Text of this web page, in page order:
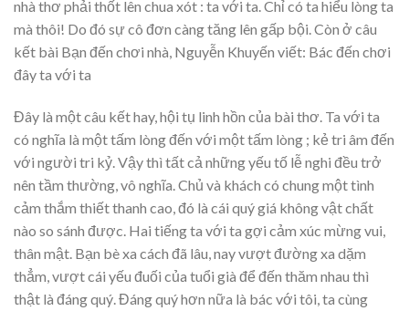
nhà thơ phải thốt lên chua xót : ta với ta. Chỉ có ta hiểu lòng ta
mà thôi! Do đó sự cô đơn càng tăng lên gấp bội. Còn ở câu
kết bài Bạn đến chơi nhà, Nguyễn Khuyến viết: Bác đến chơi
đây ta với ta
Đây là một câu kết hay, hội tụ linh hồn của bài thơ. Ta với ta
có nghĩa là một tấm lòng đến với một tấm lòng ; kẻ tri âm đến
với người tri kỷ. Vậy thì tất cả những yếu tố lễ nghi đều trở
nên tầm thường, vô nghĩa. Chủ và khách có chung một tình
cảm thắm thiết thanh cao, đó là cái quý giá không vật chất
nào so sánh được. Hai tiếng ta với ta gợi cảm xúc mừng vui,
thân mật. Bạn bè xa cách đã lâu, nay vượt đường xa dặm
thẳm, vượt cái yếu đuối của tuổi già để đến thăm nhau thì
thật là đáng quý. Đáng quý hơn nữa là bác với tôi, ta cùng